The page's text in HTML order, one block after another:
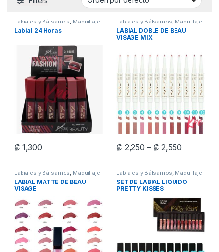
Labiales y Bálsamos, Maquillaje
Labial 24 Horas
₡ 1,300
This product has multiple variants. The options may be chosen
Labiales y Bálsamos, Maquillaje
LABIAL DOBLE DE BEAU
VISAGE MIX
₡ 2,250 – ₡ 2,550Price
This product has multiple
Labiales y Bálsamos, Maquillaje
LABIAL MATTE DE BEAU
VISAGE
Labiales y Bálsamos, Maquillaje
SET DE LABIAL LIQUIDO
PRETTY KISSES